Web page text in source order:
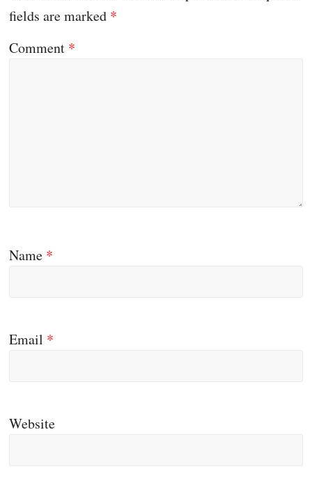
fields are marked *
Comment *
Name *
Email *
Website